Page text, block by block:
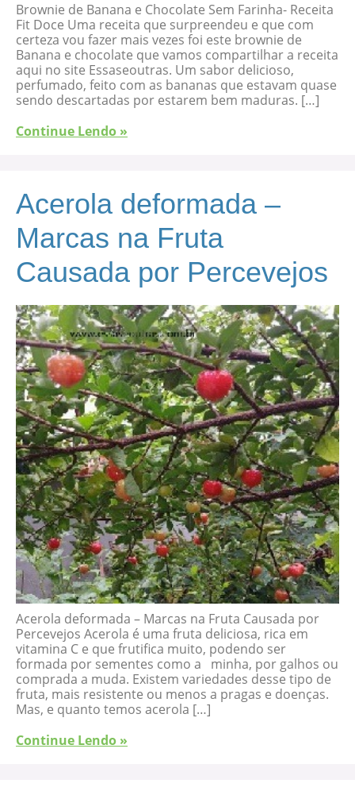
Brownie de Banana e Chocolate Sem Farinha- Receita
Fit Doce Uma receita que surpreendeu e que com
certeza vou fazer mais vezes foi este brownie de
Banana e chocolate que vamos compartilhar a receita
aqui no site Essaseoutras. Um sabor delicioso,
perfumado, feito com as bananas que estavam quase
sendo descartadas por estarem bem maduras. […]
Continue Lendo »
Acerola deformada –
Marcas na Fruta
Causada por Percevejos
Acerola deformada – Marcas na Fruta Causada por
Percevejos Acerola é uma fruta deliciosa, rica em
vitamina C e que frutifica muito, podendo ser
formada por sementes como a minha, por galhos ou
comprada a muda. Existem variedades desse tipo de
fruta, mais resistente ou menos a pragas e doenças.
Mas, e quanto temos acerola […]
Continue Lendo »